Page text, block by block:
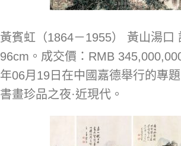
黃賓虹（1864－1955） 黃山湯口
96cm。成交價：RMB
年06月19日在中國嘉德舉行的專
書畫珍品之夜·近現代。